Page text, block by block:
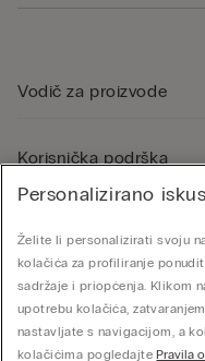
Vodič za proizvode
Korisnička podrška
Tvrtka
Personalizirano
Želite li personalizirati svoju
kolačića za profiliranje
sadržaje i priopćenja. Klikom
upotrebu kolačića,
nastavljate s navigacijom, a
kolačićima pogledajtePravila